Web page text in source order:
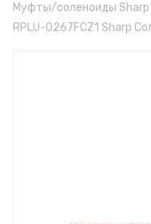
Муфты/соленоиды Sharp
RPLU-0267FCZ1 Sharp